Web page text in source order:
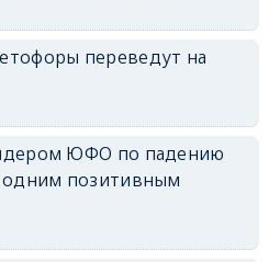
переведут на
ЮФО по падению
одним позитивным